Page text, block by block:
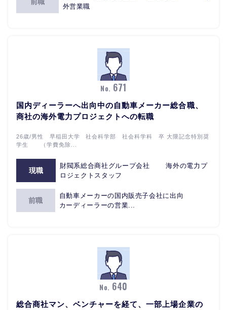
外営業職
No. 671
国内ディーラーへ出向中の自動車メーカー総合職、
商社の海外電力プロジェクトへの転職
26歳/男性 早稲田大学 社会科学部 社会科学科 卒 大隈記念特別奨
学生 （学費免除...
現職
財閥系総合商社グループ会社 海外の電力プ
ロジェクトスタッフ
前職
自動車メーカーの国内販売子会社に出向
カーディーラーの営業...
No. 640
総合商社マン、ベンチャーを経て、一部上場企業の